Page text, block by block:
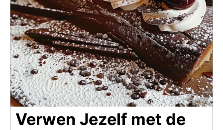
Verwen Jezelf met de